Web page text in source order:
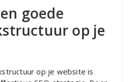
goede
op je
op je website is